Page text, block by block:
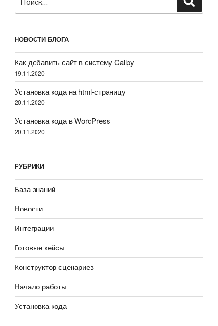
НОВОСТИ БЛОГА
Как добавить сайт в систему Callpy
19.11.2020
Установка кода на html-страницу
20.11.2020
Установка кода в WordPress
20.11.2020
РУБРИКИ
База знаний
Новости
Интеграции
Готовые кейсы
Конструктор сценариев
Начало работы
Установка кода